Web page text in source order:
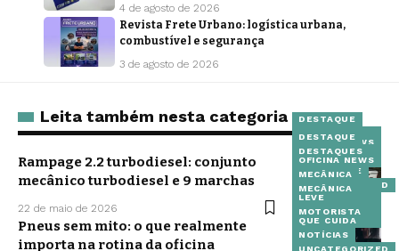
4 de agosto de 2026
Revista Frete Urbano: logística urbana,
combustível e segurança
3 de agosto de 2026
Leita também nesta categoria
DESTAQUE
DESTAQUES
OFICINA NEWS
NOTÍCIAS
TECH DRIVE
UNCATEGORIZED
VEÍCULOS
Rampage 2.2 turbodiesel: conjunto
mecânico turbodiesel e 9 marchas
22 de maio de 2026
DESTAQUE
DESTAQUES
OFICINA NEWS
MECÂNICA
MECÂNICA
LEVE
MOTORISTA
QUE CUIDA
NOTÍCIAS
UNCATEGORIZED
Pneus sem mito: o que realmente
importa na rotina da oficina